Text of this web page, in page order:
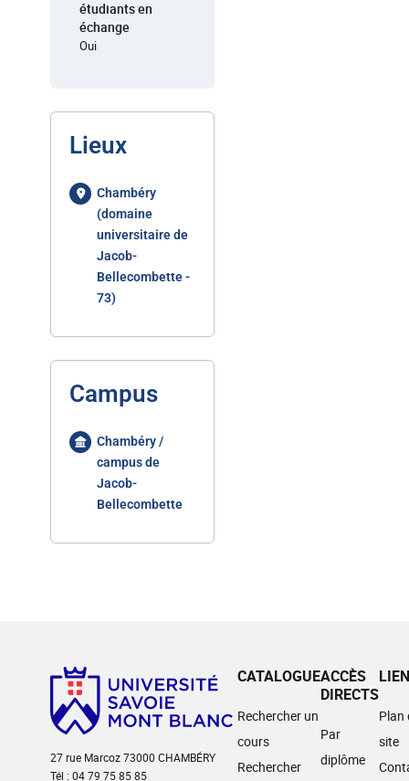
étudiants en
échange
Oui
Lieux
Chambéry
(domaine
universitaire de
Jacob-
Bellecombette -
73)
Campus
Chambéry /
campus de
Jacob-
Bellecombette
27 rue Marcoz 73000 CHAMBÉRY
Tél : 04 79 75 85 85
CATALOGUE
Rechercher un
cours
Rechercher
ACCÈS
DIRECTS
Par
diplôme
Plan
site